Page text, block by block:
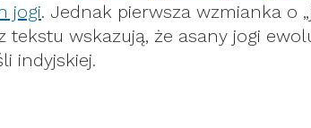
jogi. Jednak pierwsza wzmianka o
tekstu wskazują, że asany jogi
indyjskiej.